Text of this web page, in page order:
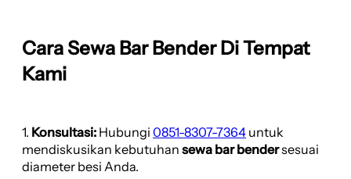
Cara Sewa Bar Bender Di Tempat
Kami
1. Konsultasi: Hubungi 0851-8307-7364 untuk
mendiskusikan kebutuhan sewa bar bendersesuai
diameter besi Anda.